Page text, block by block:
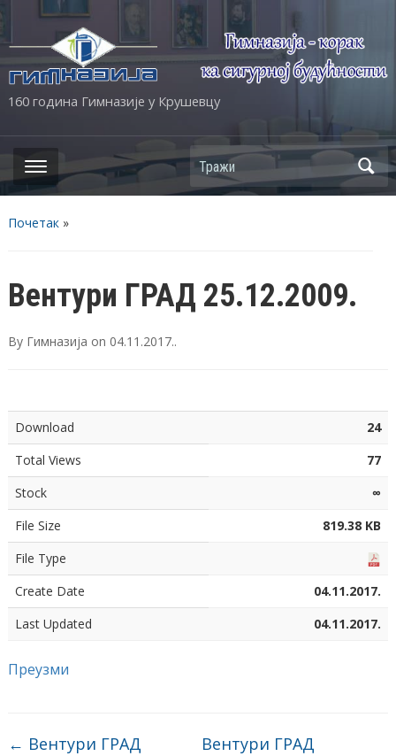
160 година Гимназије у Крушевцу
Почетак»
Вентури ГРАД 25.12.2009.
By Гимназија on 04.11.2017..
Download
24
Total Views
77
Stock
∞
File Size
819.38 KB
File Type
Create Date
04.11.2017.
Last Updated
04.11.2017.
Преузми
← Вентури ГРАД
Вентури ГРАД